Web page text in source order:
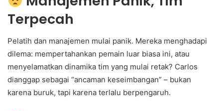
Terpecah
Pelatih dan manajemen mulai panik. Mereka menghadapi
dilema: mempertahankan pemain luar biasa ini, atau
menyelamatkan dinamika tim yang mulai retak? Carlos
dianggap sebagai “ancaman keseimbangan” – bukan
karena buruk, tapi karena terlalu berpengaruh.